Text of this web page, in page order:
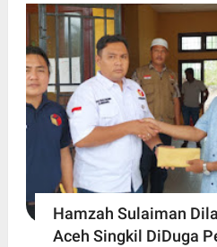
Hamzah Sulaiman
Aceh Singkil DiDuga